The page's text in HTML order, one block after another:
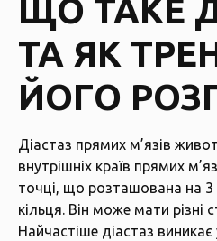
ЩО ТАКЕ
ТА ЯК
ЙОГО
Діастаз прямих м’язів
внутрішніх країв прямих
точці, що розташована на
кільця. Він може мати різні
Найчастіше діастаз виникає